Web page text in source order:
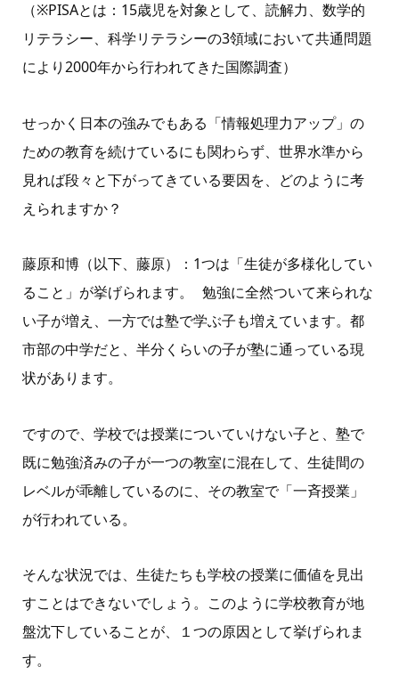
（※PISAとは： 15歳児を対象として、読解力、数学的
リテラシー、科学リテラシーの3領域において共通問題
により2000年から行われてきた国際調査）
せっかく日本の強みでもある「情報処理力アップ」の
ための教育を続けているにも関わらず、世界水準から
見れば段々と下がってきている要因を、どのように考
えられますか？
藤原和博（以下、藤原）： 1つは「生徒が多様化してい
ること」が挙げられます。
勉強に全然ついて来られな
い子が増え、一方では塾で学ぶ子も増えています。都
市部の中学だと、半分くらいの子が塾に通っている現
状があります。
ですので、学校では授業についていけない子と、塾で
既に勉強済みの子が一つの教室に混在して、生徒間の
レベルが乖離しているのに、その教室で「一斉授業」
が行われている。
そんな状況では、生徒たちも学校の授業に価値を見出
すことはできないでしょう。このように学校教育が地
盤沈下していることが、１つの原因として挙げられま
す。